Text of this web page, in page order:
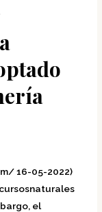
16-05-2022)
el